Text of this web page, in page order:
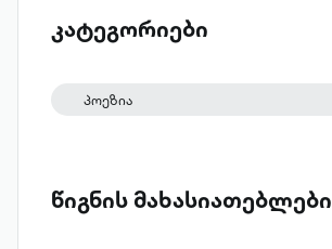
წერს და პოეზიას ყოველგვარი
კატეგორიები
პოეზია
წიგნის მახასიათებლები